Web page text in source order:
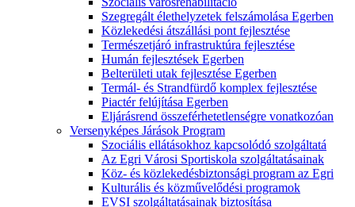
Szegregált élethelyzetek felszámolása Egerben
Közlekedési átszállási pont fejlesztése
Természetjáró infrastruktúra fejlesztése
Humán fejlesztések Egerben
Belterületi utak fejlesztése Egerben
Termál- és Strandfürdő komplex fejlesztése
Piactér felújítása Egerben
Eljárásrend összeférhetetlenségre vonatkozóan
Versenyképes Járások Program
Szociális ellátásokhoz kapcsolódó szolgáltatá
Az Egri Városi Sportiskola szolgáltatásainak
Köz- és közlekedésbiztonsági program az Egri
Kulturális és közművelődési programok
EVSI szolgáltatásainak biztosítása